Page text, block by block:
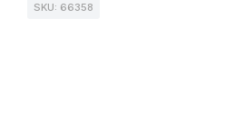
SKU: 66358